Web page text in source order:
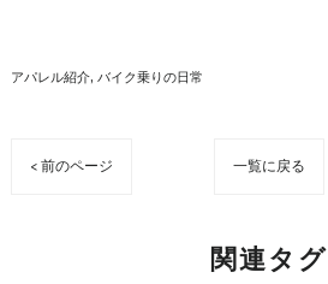
アパレル紹介 バイク乗りの日常
< 前のページ 一覧に戻る
関連タグ